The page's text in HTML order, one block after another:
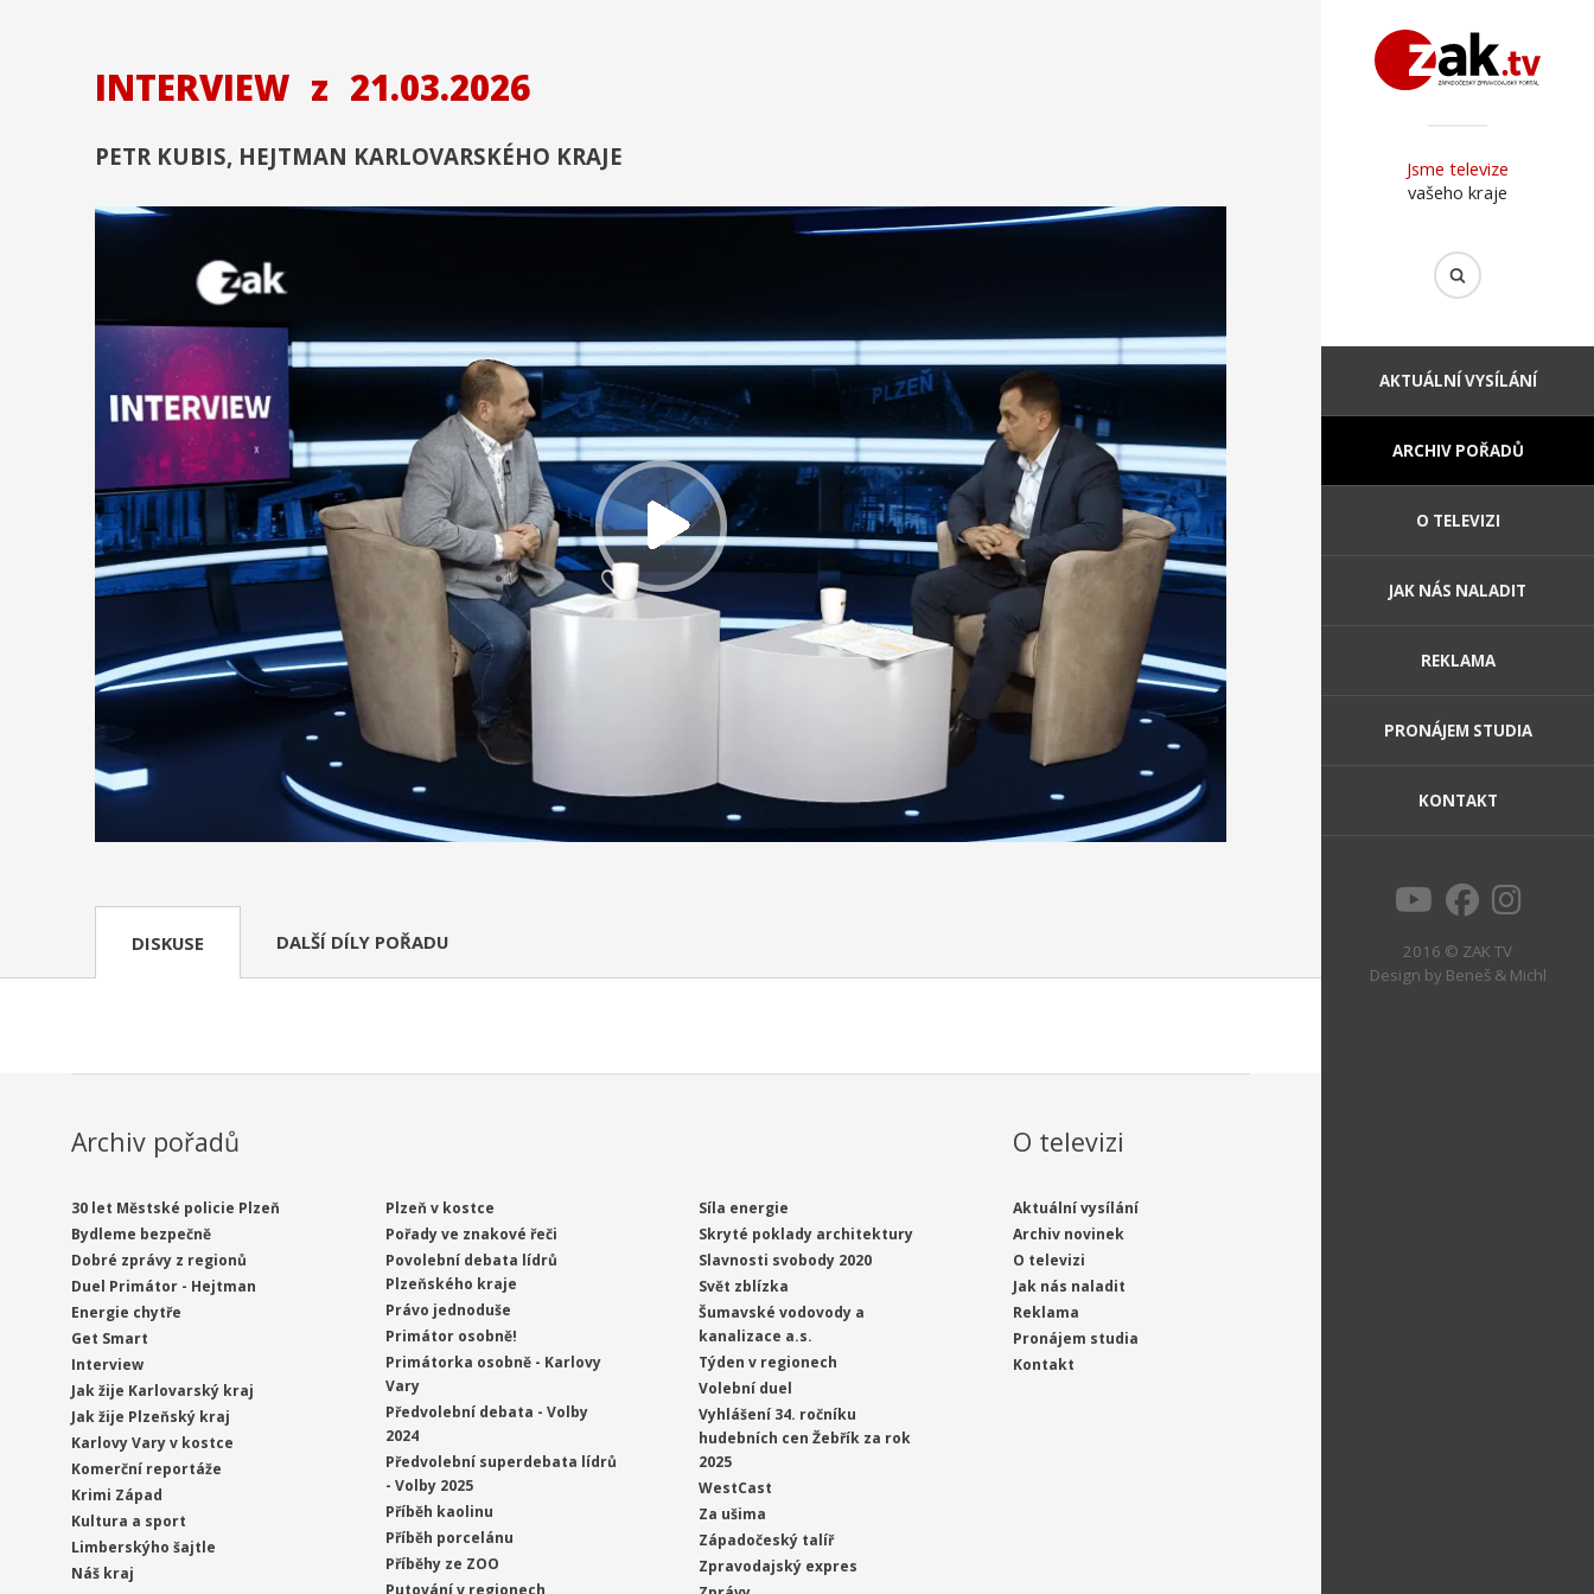
Jsme televize
vašeho kraje
AKTUÁLNÍ VYSÍLÁNÍ
ARCHIV POŘADŮ
O TELEVIZI
JAK NÁS NALADIT
REKLAMA
PRONÁJEM STUDIA
KONTAKT
2016 © ZAK TV
Design by Beneš & Michl
INTERVIEW z 21.03.2026
PETR KUBIS, HEJTMAN KARLOVARSKÉHO KRAJE
DISKUSE DALŠÍ DÍLY POŘADU
Archiv pořadů
30 let Městské policie Plzeň
Bydleme bezpečně
Dobré zprávy z regionů
Duel Primátor - Hejtman
Energie chytře
Get Smart
Interview
Jak žije Karlovarský kraj
Jak žije Plzeňský kraj
Karlovy Vary v kostce
Komerční reportáže
Krimi Západ
Kultura a sport
Limberskýho šajtle
Náš kraj
Plzeň v kostce
Pořady ve znakové řeči
Povolební debata lídrů
Plzeňského kraje
Právo jednoduše
Primátor osobně!
Primátorka osobně - Karlovy
Vary
Předvolební debata - Volby
2024
Předvolební superdebata lídrů
- Volby 2025
Příběh kaolinu
Příběh porcelánu
Příběhy ze ZOO
Síla energie
Skryté poklady architektury
Slavnosti svobody 2020
Svět zblízka
Šumavské vodovody a
kanalizace a.s.
Týden v regionech
Volební duel
Vyhlášení 34. ročníku
hudebních cen Žebřík za rok
2025
WestCast
Za ušima
Západočeský talíř
Zpravodajský expres
O televizi
Aktuální vysílání
Archiv novinek
O televizi
Jak nás naladit
Reklama
Pronájem studia
Kontakt